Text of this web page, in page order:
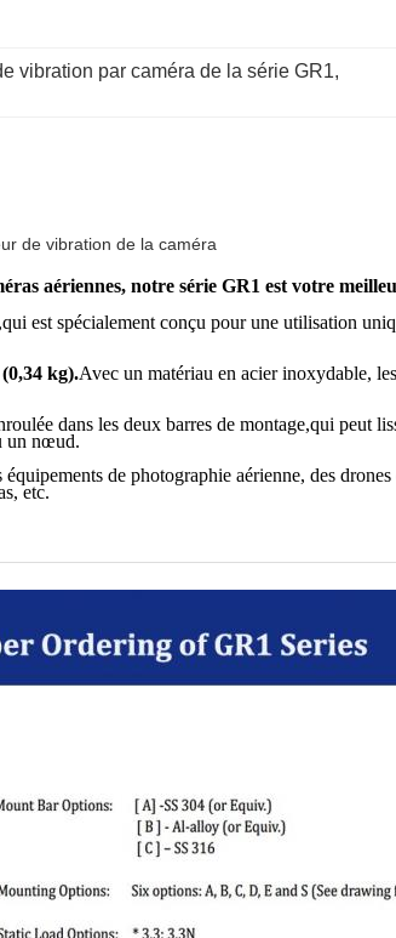
vibration par caméra de la série GR1,
de vibration de la caméra
aériennes, notre série GR1 est votre
est spécialement conçu pour une utilisation
kg).Avec un matériau en acier inoxydable,
dans les deux barres de montage,qui peut
un nœud.
de photographie aérienne, des
etc.